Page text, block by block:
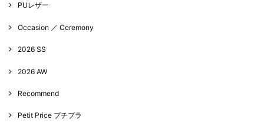
PUレザー
Occasion ／ Ceremony
2026 SS
2026 AW
Recommend
Petit Price プチプラ